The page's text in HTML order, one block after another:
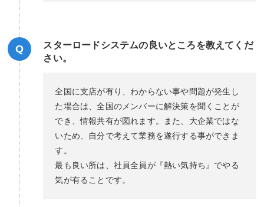
Q
スターロードシステムの良いところを教えてくだ
さい。
全国に支店が有り、わからない事や問題が発生し
た場合は、全国のメンバーに解決策を聞くことが
でき、情報共有が図れます。また、大企業ではな
いため、自分で考えて業務を遂行する事ができま
す。
最も良い所は、社員全員が『熱い気持ち』でやる
気が有ることです。